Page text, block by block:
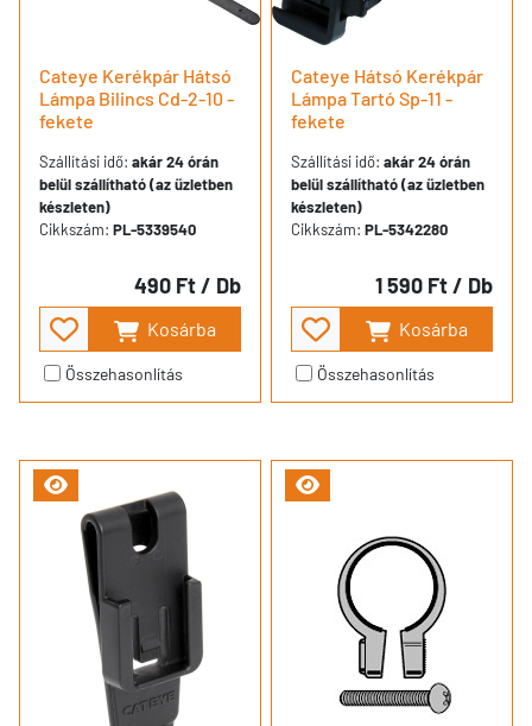
Cateye Kerékpár Hátsó
Lámpa Bilincs Cd-2-10 -
fekete
Szállítási idő: akár 24 órán
belül szállítható (az üzletben
készleten)
Cikkszám: PL-5339540
490 Ft/ Db
Kosárba
Összehasonlítás
Cateye Hátsó Kerékpár
Lámpa Tartó Sp-11 -
fekete
Szállítási idő: akár 24 órán
belül szállítható (az üzletben
készleten)
Cikkszám: PL-5342280
1 590 Ft/ Db
Kosárba
Összehasonlítás